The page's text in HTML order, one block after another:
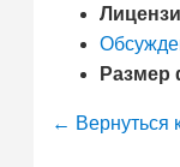
Размер
← Вернуться